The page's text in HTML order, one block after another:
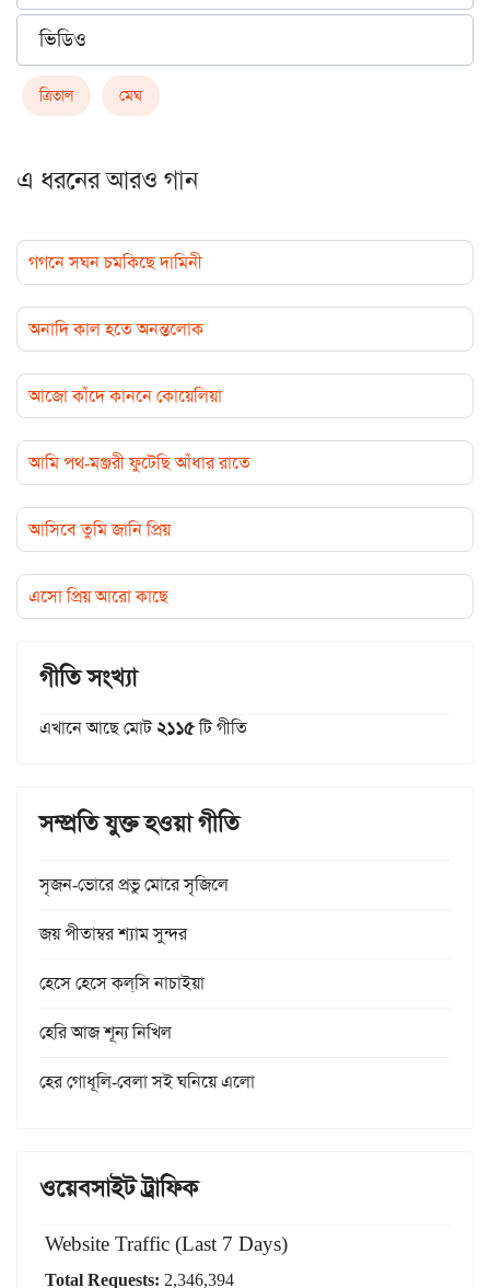
ভিডিও
ত্রিতাল মেঘ
এ ধরনের আরও গান
গগনে সঘন চমকিছে দামিনী
অনাদি কাল হতে অনন্তলোক
আজো কাঁদে কাননে কোয়েলিয়া
আমি পথ-মঞ্জরী ফুটেছি আঁধার রাতে
আসিবে তুমি জানি প্রিয়
এসো প্রিয় আরো কাছে
গীতি সংখ্যা
এখানে আছে মোট২১১৫টি গীতি
সম্প্রতি যুক্ত হওয়া গীতি
সৃজন-ভোরে প্রভু মোরে সৃজিলে
জয় পীতাম্বর শ্যাম সুন্দর
হেসে হেসে কল্‌সি নাচাইয়া
হেরি আজ শূন্য নিখিল
হের গোধূলি-বেলা সই ঘনিয়ে এলো
ওয়েবসাইট ট্রাফিক
Website Traffic (Last 7 Days)
Total Requests: 2,346,394